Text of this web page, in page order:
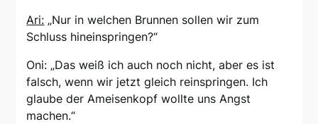
Ari: „Nur in welchen Brunnen sollen wir zum
Schluss hineinspringen?“
Oni: „Das weiß ich auch noch nicht, aber es ist
falsch, wenn wir jetzt gleich reinspringen. Ich
glaube der Ameisenkopf wollte uns Angst
machen.“